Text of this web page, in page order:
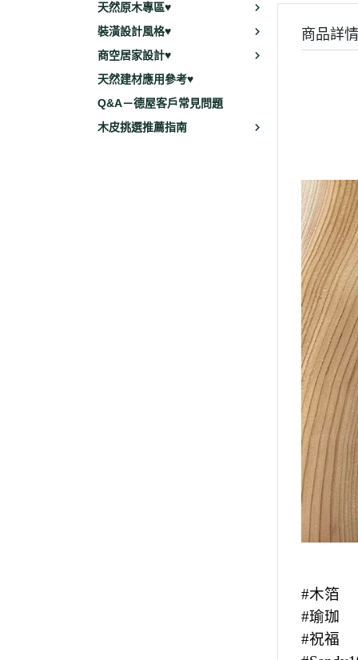
天然原木專區♥
裝潢設計風格♥
商空居家設計♥
天然建材應用參考♥
Q&A－德屋客戶常見問題
木皮挑選推薦指南
商品詳情
#木箔
#瑜珈
#祝福